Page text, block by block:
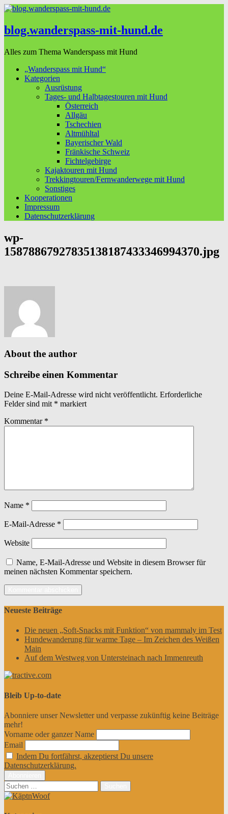
blog.wanderspass-mit-hund.de
Alles zum Thema Wanderspass mit Hund
„Wanderspass mit Hund“
Kategorien
Ausrüstung
Tages- und Halbtagestouren mit Hund
Österreich
Allgäu
Tschechien
Altmühltal
Bayerischer Wald
Fränkische Schweiz
Fichtelgebirge
Kajaktouren mit Hund
Trekkingtouren/Fernwanderwege mit Hund
Sonstiges
Kooperationen
Impressum
Datenschutzerklärung
wp-
15878867927835138187433346994370.jpg
About the author
Schreibe einen Kommentar
Deine E-Mail-Adresse wird nicht veröffentlicht. Erforderliche
Felder sind mit * markiert
Kommentar *
Name *
E-Mail-Adresse *
Website
Name, E-Mail-Adresse und Website in diesem Browser für
meinen nächsten Kommentar speichern.
Neueste Beiträge
Die neuen „Soft-Snacks mit Funktion“ von mammaly im Test
Hundewanderung für warme Tage – Im Zeichen des Weißen
Main
Auf dem Westweg von Untersteinach nach Immenreuth
Bleib Up-to-date
Abonniere unser Newsletter und verpasse zukünftig keine Beiträge
mehr!
Vorname oder ganzer Name
Email
Indem Du fortfährst, akzeptierst Du unsere
Datenschutzerklärung.
Suchen
nach: